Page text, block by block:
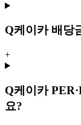
Q케이카 배당
+
Q케이카
요?